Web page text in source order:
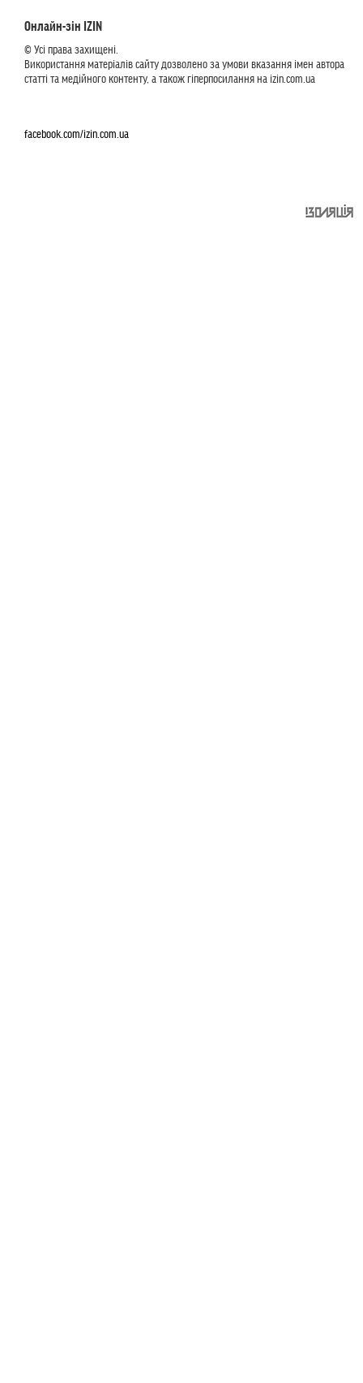
Онлайн-зін IZIN
© Усі права захищені.
Використання матеріалів сайту дозволено за умови вказання імен автора
статті та медійного контенту, а також гіперпосилання на izin.com.ua
facebook.com/izin.com.ua